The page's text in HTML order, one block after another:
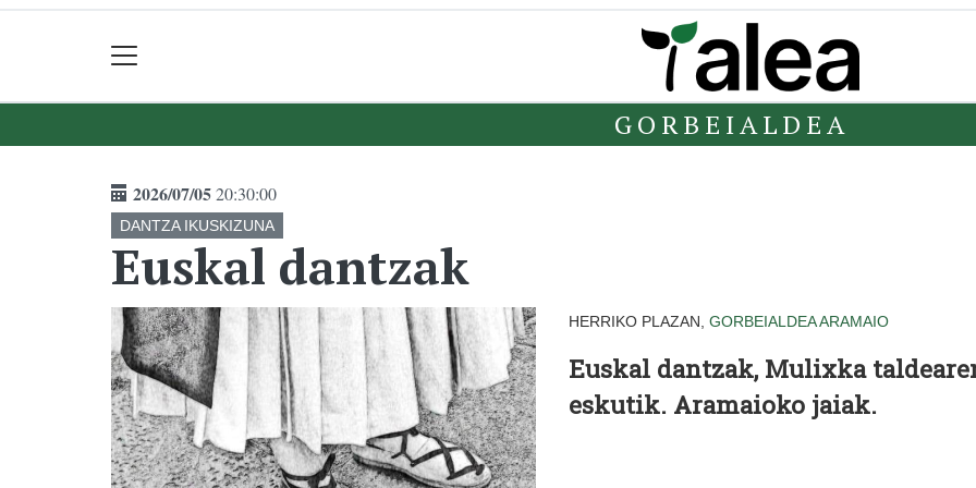
GORBEIALDEA
2026/07/0520:30:00
DANTZA IKUSKIZUNA
Euskal dantzak
HERRIKO PLAZAN, GORBEIALDEAARAMAIO
Euskal dantzak, Mulixka
eskutik. Aramaioko jaiak.